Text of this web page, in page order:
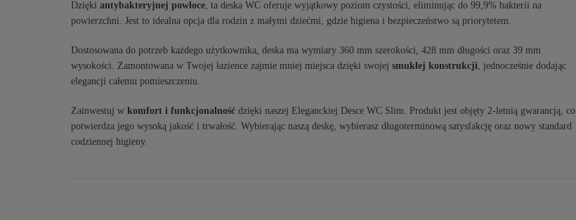
Dzięki antybakteryjnej powłoce, ta deska WC oferuje wyjątkowy poziom czystości, eliminując do 99,9% bakterii na
powierzchni. Jest to idealna opcja dla rodzin z małymi dziećmi, gdzie higiena i bezpieczeństwo są priorytetem.
Dostosowana do potrzeb każdego użytkownika, deska ma wymiary 360 mm szerokości, 428 mm długości oraz 39 mm
wysokości. Zamontowana w Twojej łazience zajmie mniej miejsca dzięki swojej smukłej konstrukcji , jednocześnie dodając
elegancji całemu pomieszczeniu.
Zainwestuj w komfort i funkcjonalnośćdzięki naszej Eleganckiej Desce WC Slim. Produkt jest objęty 2-letnią gwarancją, co
potwierdza jego wysoką jakość i trwałość. Wybierając naszą deskę, wybierasz długoterminową satysfakcję oraz nowy standard
codziennej higieny.